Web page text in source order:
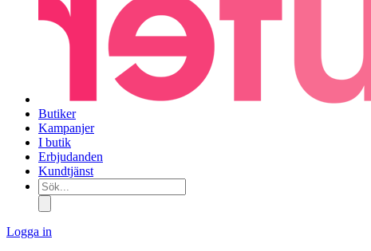
Butiker
Kampanjer
I butik
Erbjudanden
Kundtjänst
Sök...
Logga in